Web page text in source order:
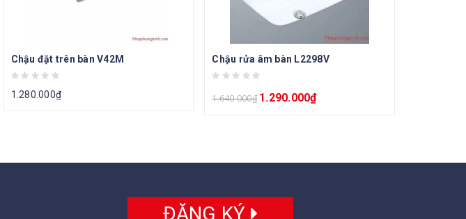
Chậu đặt trên bàn V42M
1.280.000₫
Chậu rửa âm bàn L2298V
1.640.000₫ 1.290.000₫
ĐĂNG KÝ